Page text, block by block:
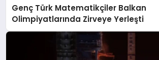
Genç Türk Matematikçiler Balkan
Olimpiyatlarında Zirveye Yerleşti